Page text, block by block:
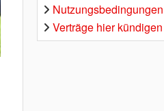
Nutzungsbedingungen
Verträge hier kündigen